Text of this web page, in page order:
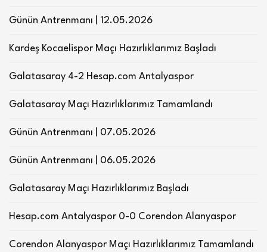
Günün Antrenmanı | 12.05.2026
Kardeş Kocaelispor Maçı Hazırlıklarımız Başladı
Galatasaray 4-2 Hesap.com Antalyaspor
Galatasaray Maçı Hazırlıklarımız Tamamlandı
Günün Antrenmanı | 07.05.2026
Günün Antrenmanı | 06.05.2026
Galatasaray Maçı Hazırlıklarımız Başladı
Hesap.com Antalyaspor 0-0 Corendon Alanyaspor
Corendon Alanyaspor Maçı Hazırlıklarımız Tamamlandı